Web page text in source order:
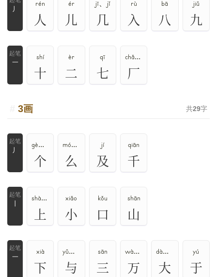
丿
rén
人
ér
儿
jī、jǐ
几
rù
入
bā
八
jiǔ
九
一
shí
十
èr
二
qī
七
chǎng、ān、yǎn、hǎn
厂
3画 共29字
丿
gè、gě
个
mó、ma、me、yāo
么
jí
及
qiān
千
shàng、shǎng
上
xiǎo
小
kǒu
口
shān
山
一
xià
下
yǔ、yù、yú
与
sān
三
wàn、mò
万
dà、dài、tài
大
yú
于